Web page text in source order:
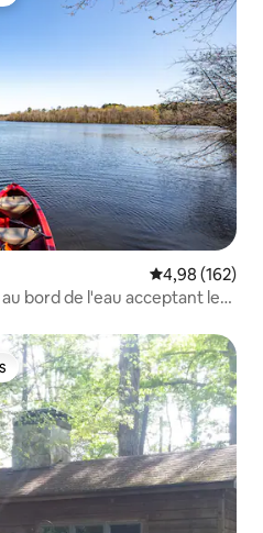
Note
4,98 (162)
bord de l'eau acceptant les
les plus aimés